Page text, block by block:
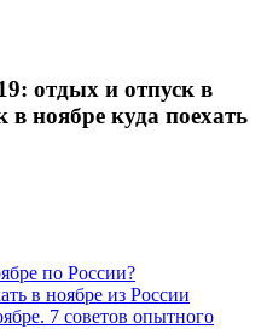
отдых и отпуск в
в ноябре куда поехать
по России?
в ноябре из России
7 советов опытного